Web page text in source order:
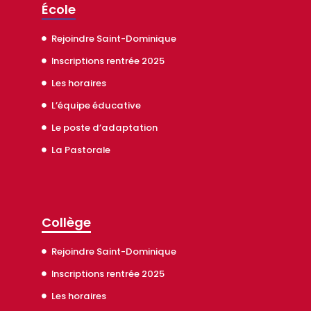
École
Rejoindre Saint-Dominique
Inscriptions rentrée 2025
Les horaires
L’équipe éducative
Le poste d’adaptation
La Pastorale
Collège
Rejoindre Saint-Dominique
Inscriptions rentrée 2025
Les horaires